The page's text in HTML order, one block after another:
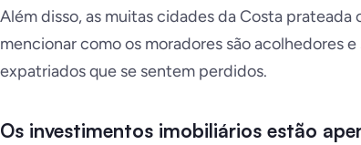
Além disso, as muitas cidades da Costa
mencionar como os moradores são acolhedores
expatriados que se sentem perdidos.
Os investimentos imobiliários estão